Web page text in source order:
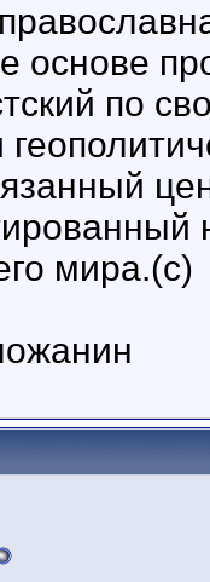
основе
по
мира.(с)